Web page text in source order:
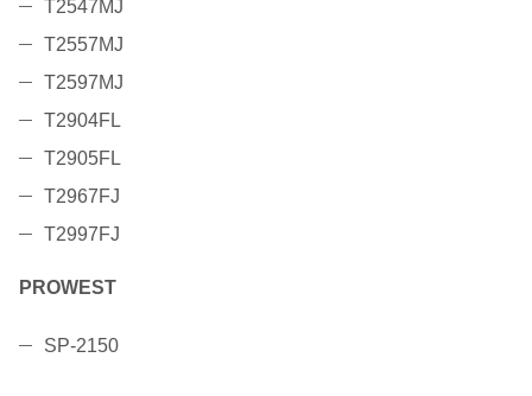
T2547MJ
T2557MJ
T2597MJ
T2904FL
T2905FL
T2967FJ
T2997FJ
PROWEST
SP-2150